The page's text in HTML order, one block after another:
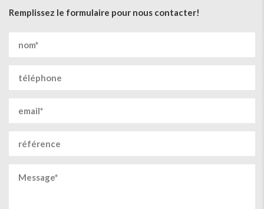
Remplissez le formulaire pour nous contacter!